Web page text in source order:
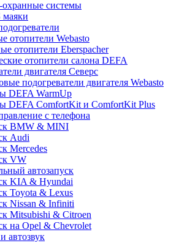
системы
маяки
отопители Webasto
отопители Eberspacher
отопители салона DEFA
двигателя Северс
подогреватели двигателя Webasto
DEFA WarmUp
DEFA ComfortKit и ComfortKit Plus
с телефона
BMW & MINI
Audi
Mercedes
VW
автозапуск
KIA & Hyundai
Toyota & Lexus
Nissan & Infiniti
Mitsubishi & Citroen
на Opel & Chevrolet
автозвук